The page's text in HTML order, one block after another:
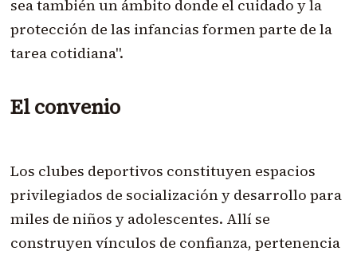
sea también un ámbito donde el cuidado y la
protección de las infancias formen parte de la
tarea cotidiana".
El convenio
Los clubes deportivos constituyen espacios
privilegiados de socialización y desarrollo para
miles de niños y adolescentes. Allí se
construyen vínculos de confianza, pertenencia